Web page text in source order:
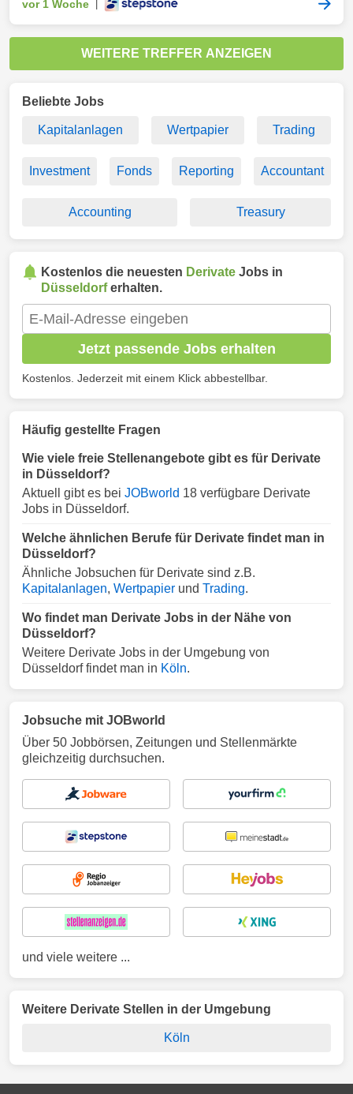
vor 1 Woche
WEITERE TREFFER ANZEIGEN
Beliebte Jobs
Kapitalanlagen Wertpapier Trading
Investment Fonds Reporting Accountant
Accounting Treasury
Kostenlos die neuesten Derivate Jobs in
Düsseldorferhalten.
Jetzt passende Jobs erhalten
Kostenlos. Jederzeit mit einem Klick abbestellbar.
Häufig gestellte Fragen
Wie viele freie Stellenangebote gibt es für Derivate
in Düsseldorf?
Aktuell gibt es bei JOBworld 18 verfügbare Derivate
Jobs in Düsseldorf.
Welche ähnlichen Berufe für Derivate findet man in
Düsseldorf?
Ähnliche Jobsuchen für Derivate sind z.B.
Kapitalanlagen, Wertpapier und Trading.
Wo findet man Derivate Jobs in der Nähe von
Düsseldorf?
Weitere Derivate Jobs in der Umgebung von
Düsseldorf findet man in Köln.
Jobsuche mit JOBworld
Über 50 Jobbörsen, Zeitungen und Stellenmärkte
gleichzeitig durchsuchen.
und viele weitere ...
Weitere Derivate Stellen in der Umgebung
Köln